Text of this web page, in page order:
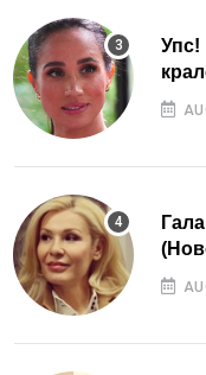
Упс!